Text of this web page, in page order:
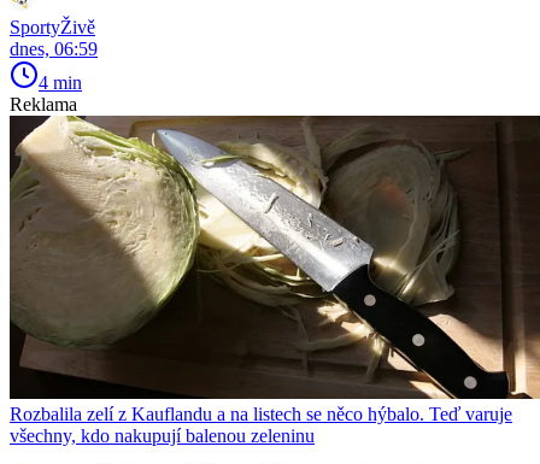
SportyŽivě
dnes, 06:59
4 min
Reklama
Rozbalila zelí z Kauflandu a na listech se něco hýbalo. Teď varuje
všechny, kdo nakupují balenou zeleninu